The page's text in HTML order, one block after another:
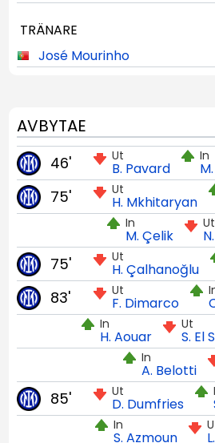
TRÄNARE
José Mourinho
AVBYTAE
Ut
B. Pavard
In
46'
Ut
H. Mkhitaryan
75'
Ut
In
M. Çelik
Ut
H. Çalhanoğlu
75'
Ut
F. Dimarco
83'
Ut
S. El
In
H. Aouar
In
A. Belotti
Ut
D. Dumfries
85'
In
S. Azmoun